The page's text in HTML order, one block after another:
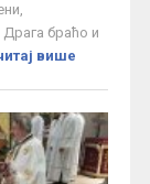
Драга браћо и
више